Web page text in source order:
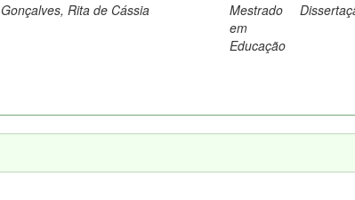
Gonçalves, Rita de Cássia
Mestrado
em
Educação